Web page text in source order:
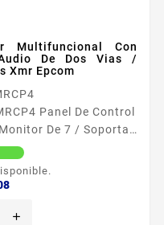
Multifuncional Con
De Dos Vias /
Xmr Epcom
Panel De Control
De 7 / Soporta
Con Dvr´s Móviles
caacutemaras para
AHD con
Precio
add